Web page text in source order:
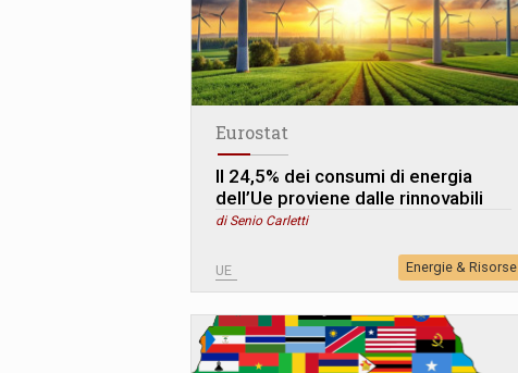
Eurostat
Il 24,5% dei consumi di energia
dell’Ue proviene dalle rinnovabili
di Senio Carletti
UE Energie & Risorse